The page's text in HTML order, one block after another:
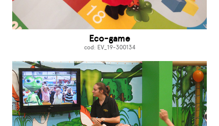
Eco-game
cod: EV_19-300134